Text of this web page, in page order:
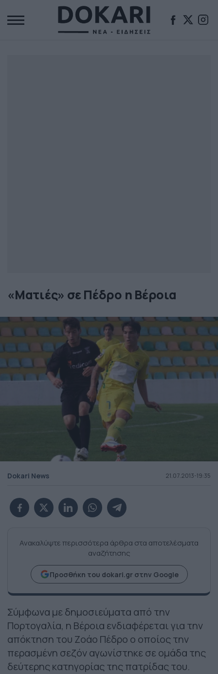
«Ματιές» σε Πέδρο η Βέροια
Dokari News 21.07.2013-19:35
Ανακαλύψτε περισσότερα άρθρα στα αποτελέσματα
αναζήτησης
Προσθήκη του dokari.gr στην Google
Σύμφωνα με δημοσιεύματα από την
Πορτογαλία, η Βέροια ενδιαφέρεται για την
απόκτηση του Ζοάο Πέδρο ο οποίος την
περασμένη σεζόν αγωνίστηκε σε ομάδα της
δεύτερης κατηγορίας της πατρίδας του.